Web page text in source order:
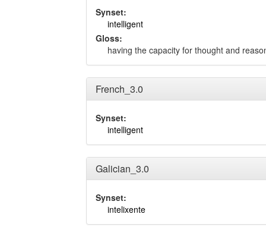
Synset:
intelligent
Gloss:
having the capacity for thought and
French_3.0
Synset:
intelligent
Galician_3.0
Synset:
intelixente